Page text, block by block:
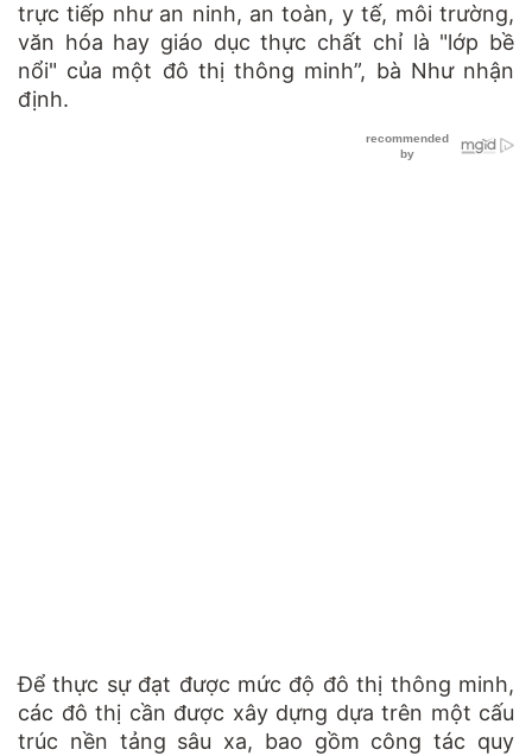
trực tiếp như an ninh, an toàn, y tế, môi trường,
văn hóa hay giáo dục thực chất chỉ là "lớp bề
nổi" của một đô thị thông minh”, bà Như nhận
định.
Để thực sự đạt được mức độ đô thị thông minh,
các đô thị cần được xây dựng dựa trên một cấu
trúc nền tảng sâu xa, bao gồm công tác quy